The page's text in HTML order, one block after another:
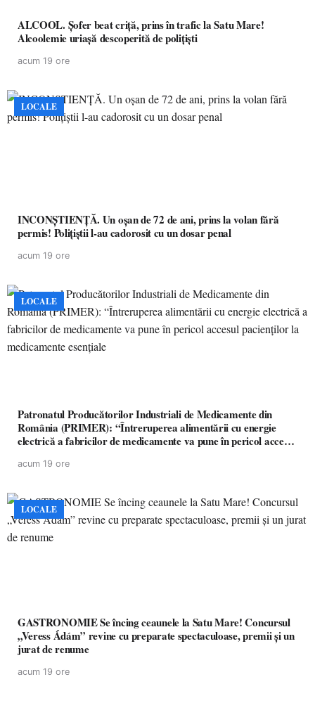
ALCOOL. Șofer beat criță, prins în trafic la Satu Mare!
Alcoolemie uriașă descoperită de polițiști
acum 19 ore
LOCALE
INCONȘTIENȚĂ. Un oșan de 72 de ani, prins la volan fără
permis! Polițiștii l-au cadorosit cu un dosar penal
acum 19 ore
LOCALE
Patronatul Producătorilor Industriali de Medicamente din
România (PRIMER): “Întreruperea alimentării cu energie
electrică a fabricilor de medicamente va pune în pericol accesul
acum 19 ore
LOCALE
GASTRONOMIE Se încing ceaunele la Satu Mare! Concursul
„Veress Ádám” revine cu preparate spectaculoase, premii și un
jurat de renume
acum 19 ore